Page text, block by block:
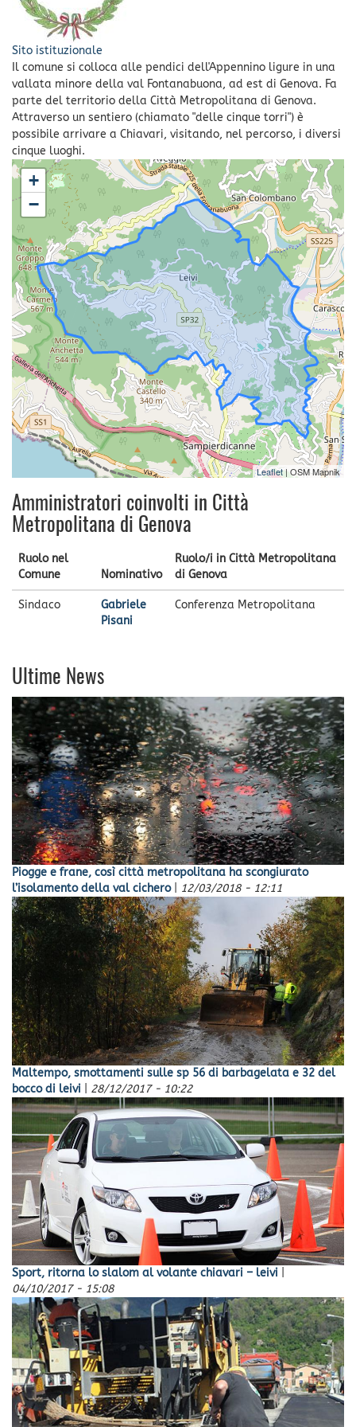
Sito istituzionale
Il comune si colloca alle pendici dell'Appennino ligure in una
vallata minore della val Fontanabuona, ad est di Genova. Fa
parte del territorio della Città Metropolitana di Genova.
Attraverso un sentiero (chiamato "delle cinque torri") è
possibile arrivare a Chiavari, visitando, nel percorso, i diversi
cinque luoghi.
+
−
Leaflet| OSM Mapnik
Amministratori coinvolti in Città
Metropolitana di Genova
Ruolo nel
Comune
Nominativo
Ruolo/i in Città Metropolitana
di Genova
Sindaco
Gabriele
Pisani
Conferenza Metropolitana
Ultime News
Piogge e frane, così città metropolitana ha scongiurato
l’isolamento della val cichero
12/03/2018 - 12:11
Maltempo, smottamenti sulle sp 56 di barbagelata e 32 del
bocco di leivi
28/12/2017 - 10:22
Sport, ritorna lo slalom al volante chiavari – leivi
04/10/2017 - 15:08